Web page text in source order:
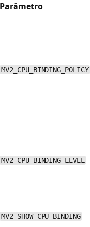
Parâmetro
MV2_CPU_BINDING_POLICY
MV2_CPU_BINDING_LEVEL
MV2_SHOW_CPU_BINDING